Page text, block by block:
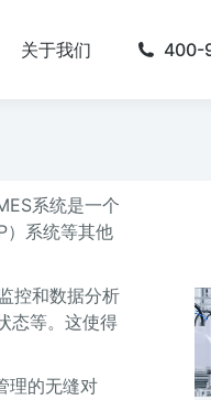
关于我们 400-
系统是一个
）系统等其他
控和数据分析
态等。这使得
理的无缝对